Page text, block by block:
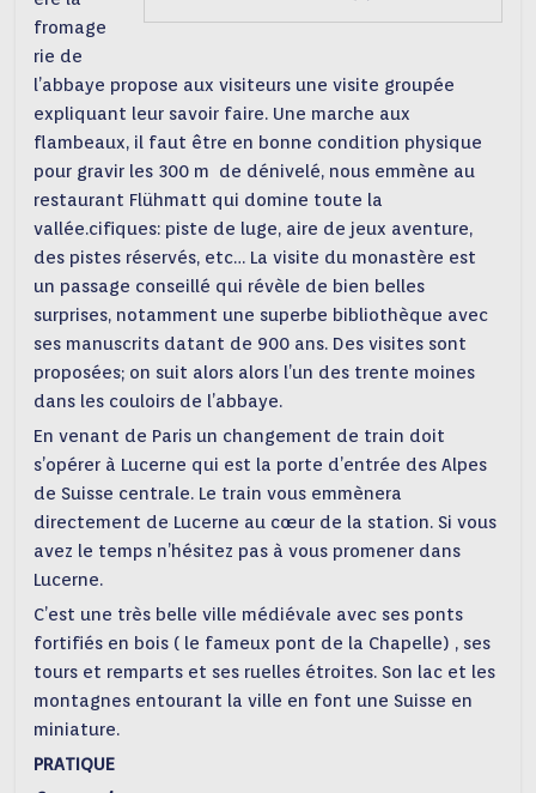
fromage
rie de
l’abbaye propose aux visiteurs une visite groupée
expliquant leur savoir faire. Une marche aux
flambeaux, il faut être en bonne condition physique
pour gravir les 300 m de dénivelé, nous emmène au
restaurant Flühmatt qui domine toute la
vallée.cifiques: piste de luge, aire de jeux aventure,
des pistes réservés, etc… La visite du monastère est
un passage conseillé qui révèle de bien belles
surprises, notamment une superbe bibliothèque avec
ses manuscrits datant de 900 ans. Des visites sont
proposées; on suit alors alors l’un des trente moines
dans les couloirs de l’abbaye.
En venant de Paris un changement de train doit
s’opérer à Lucerne qui est la porte d’entrée des Alpes
de Suisse centrale. Le train vous emmènera
directement de Lucerne au cœur de la station. Si vous
avez le temps n’hésitez pas à vous promener dans
Lucerne.
C’est une très belle ville médiévale avec ses ponts
fortifiés en bois ( le fameux pont de la Chapelle) , ses
tours et remparts et ses ruelles étroites. Son lac et les
montagnes entourant la ville en font une Suisse en
miniature.
PRATIQUE